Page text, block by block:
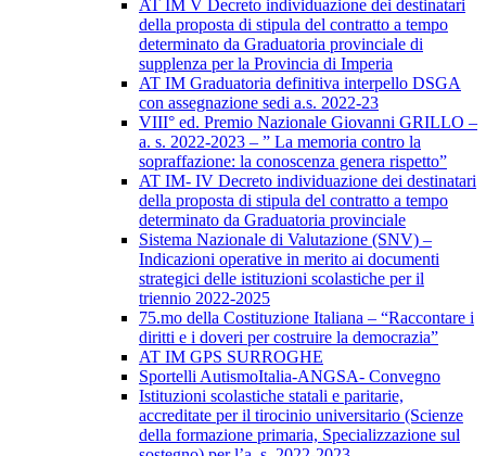
AT IM V Decreto individuazione dei destinatari
della proposta di stipula del contratto a tempo
determinato da Graduatoria provinciale di
supplenza per la Provincia di Imperia
AT IM Graduatoria definitiva interpello DSGA
con assegnazione sedi a.s. 2022-23
VIII° ed. Premio Nazionale Giovanni GRILLO –
a. s. 2022-2023 – ” La memoria contro la
sopraffazione: la conoscenza genera rispetto”
AT IM- IV Decreto individuazione dei destinatari
della proposta di stipula del contratto a tempo
determinato da Graduatoria provinciale
Sistema Nazionale di Valutazione (SNV) –
Indicazioni operative in merito ai documenti
strategici delle istituzioni scolastiche per il
triennio 2022-2025
75.mo della Costituzione Italiana – “Raccontare i
diritti e i doveri per costruire la democrazia”
AT IM GPS SURROGHE
Sportelli AutismoItalia-ANGSA- Convegno
Istituzioni scolastiche statali e paritarie,
accreditate per il tirocinio universitario (Scienze
della formazione primaria, Specializzazione sul